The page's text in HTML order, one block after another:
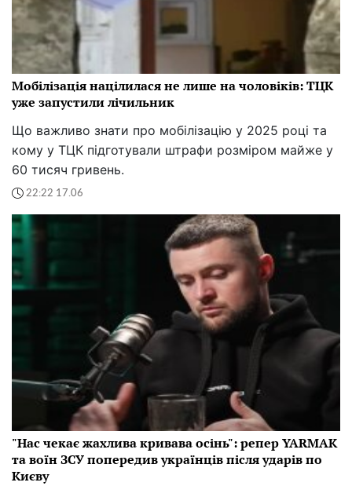
Мобілізація націлилася не лише на чоловіків: ТЦК
уже запустили лічильник
Що важливо знати про мобілізацію у 2025 році та
кому у ТЦК підготували штрафи розміром майже у
60 тисяч гривень.
22:22 17.06
"Нас чекає жахлива кривава осінь": репер YARMAK
та воїн ЗСУ попередив українців після ударів по
Києву